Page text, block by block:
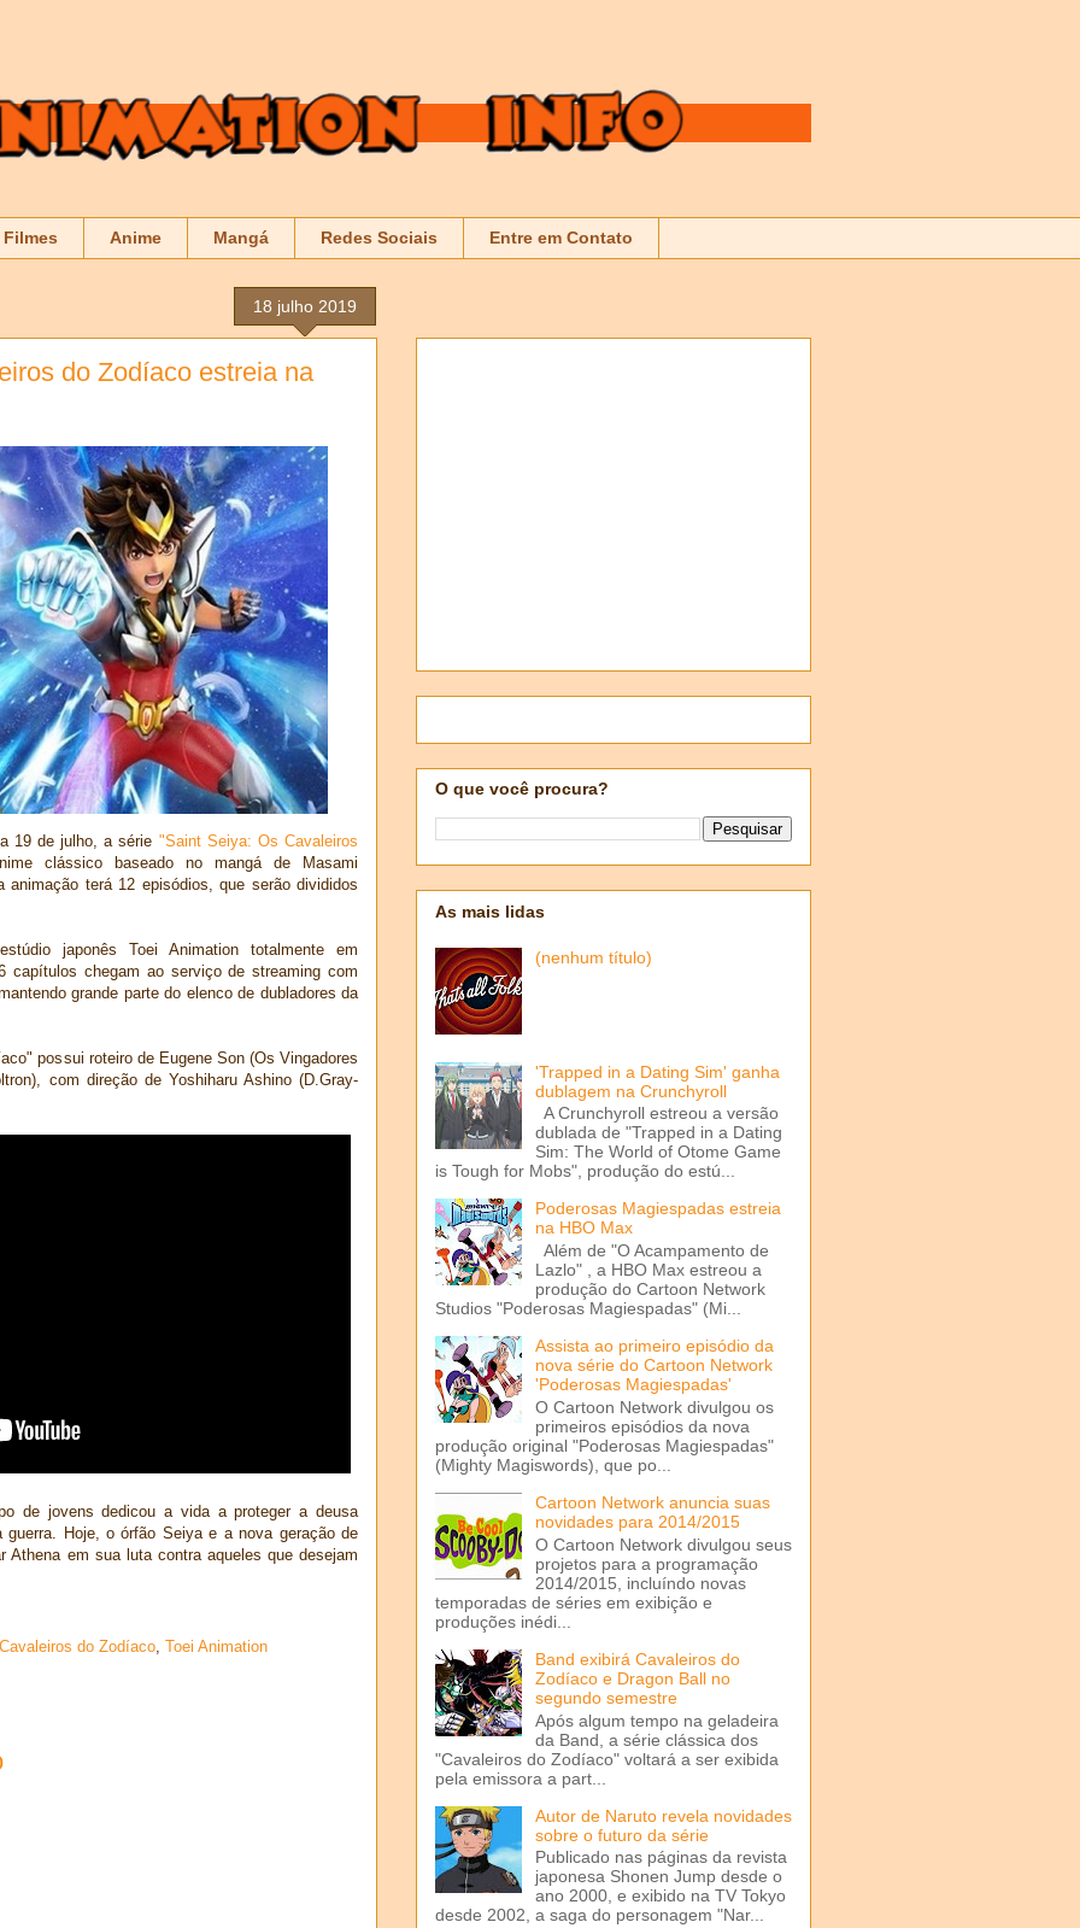
Filmes Anime Mangá Redes Sociais Entre em Contato
18 julho 2019
do Zodíaco estreia na
19 de julho, a série "Saint Seiya: Os Cavaleiros
clássico baseado no mangá de Masami
animação terá 12 episódios, que serão divididos
japonês Toei Animation totalmente em
capítulos chegam ao serviço de streaming com
grande parte do elenco de dubladores da
possui roteiro de Eugene Son (Os Vingadores
com direção de Yoshiharu Ashino (D.Gray-
de jovens dedicou a vida a proteger a deusa
Hoje, o órfão Seiya e a nova geração de
Athena em sua luta contra aqueles que desejam
do Zodíaco, Toei Animation
O que você procura?
As mais lidas
(nenhum título)
'Trapped in a Dating Sim' ganha
dublagem na Crunchyroll
A Crunchyroll estreou a versão
dublada de "Trapped in a Dating
Sim: The World of Otome Game
is Tough for Mobs", produção do estú...
Poderosas Magiespadas estreia
na HBO Max
Além de "O Acampamento de
Lazlo" , a HBO Max estreou a
produção do Cartoon Network
Studios "Poderosas Magiespadas" (Mi...
Assista ao primeiro episódio da
nova série do Cartoon Network
'Poderosas Magiespadas'
O Cartoon Network divulgou os
primeiros episódios da nova
produção original "Poderosas Magiespadas"
(Mighty Magiswords), que po...
Cartoon Network anuncia suas
novidades para 2014/2015
O Cartoon Network divulgou seus
projetos para a programação
2014/2015, incluíndo novas
temporadas de séries em exibição e
produções inédi...
Band exibirá Cavaleiros do
Zodíaco e Dragon Ball no
segundo semestre
Após algum tempo na geladeira
da Band, a série clássica dos
"Cavaleiros do Zodíaco" voltará a ser exibida
pela emissora a part...
Autor de Naruto revela novidades
sobre o futuro da série
Publicado nas páginas da revista
japonesa Shonen Jump desde o
ano 2000, e exibido na TV Tokyo
desde 2002, a saga do personagem "Nar...